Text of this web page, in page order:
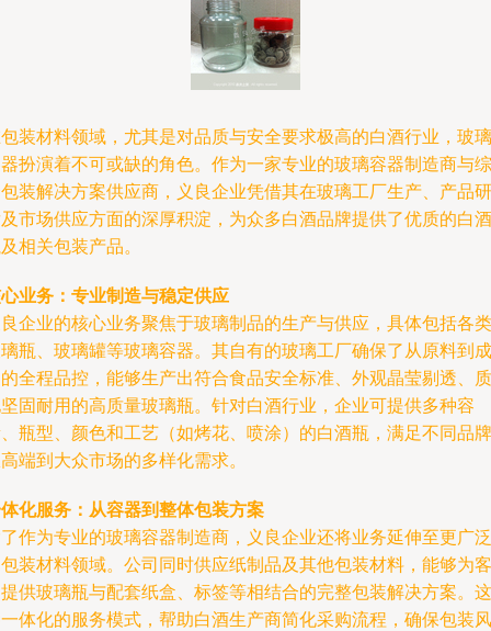
装材料领域，尤其是对品质与安全要求极高的白酒行业，玻璃
扮演着不可或缺的角色。作为一家专业的玻璃容器制造商与综
装解决方案供应商，义良企业凭借其在玻璃工厂生产、产品研
市场供应方面的深厚积淀，为众多白酒品牌提供了优质的白酒
相关包装产品。
业务：专业制造与稳定供应
企业的核心业务聚焦于玻璃制品的生产与供应，具体包括各类
瓶、玻璃罐等玻璃容器。其自有的玻璃工厂确保了从原料到成
全程品控，能够生产出符合食品安全标准、外观晶莹剔透、质
固耐用的高质量玻璃瓶。针对白酒行业，企业可提供多种容
瓶型、颜色和工艺（如烤花、喷涂）的白酒瓶，满足不同品牌
端到大众市场的多样化需求。
化服务：从容器到整体包装方案
作为专业的玻璃容器制造商，义良企业还将业务延伸至更广泛
装材料领域。公司同时供应纸制品及其他包装材料，能够为客
供玻璃瓶与配套纸盒、标签等相结合的完整包装解决方案。这
体化的服务模式，帮助白酒生产商简化采购流程，确保包装风